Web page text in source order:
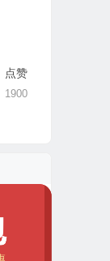
点赞
1900